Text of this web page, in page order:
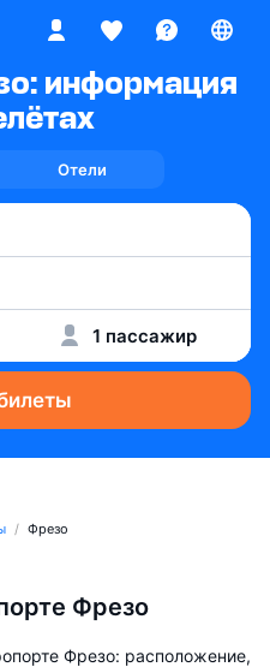
информация
Отели
1 пассажир
Фрезо
Фрезо
Фрезо: расположение,